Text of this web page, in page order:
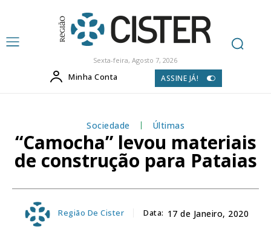
Sexta-feira, Agosto 7, 2026
Minha Conta ASSINE JÁ!
Sociedade Últimas
“Camocha” levou materiais
de construção para Pataias
Região De Cister Data: 17 de Janeiro, 2020